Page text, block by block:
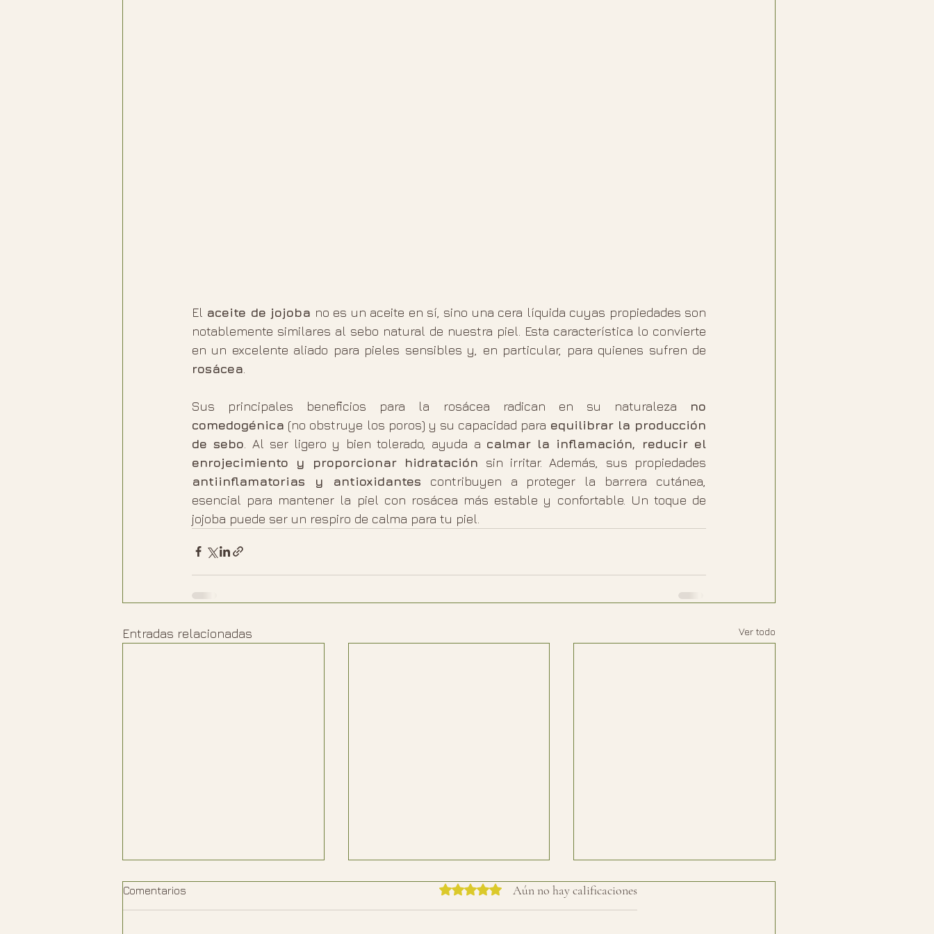
El aceite de jojoba no es un aceite en sí, sino una cera líquida cuyas propiedades son
notablemente similares al sebo natural de nuestra piel. Esta característica lo convierte
rosácea
Sus principales beneficios para la rosácea radican en su naturaleza no
comedogénica (no obstruye los poros) y su capacidad para equilibrar la producción
de sebo . Al ser ligero y bien tolerado, ayuda a calmar la inflamación, reducir el
enrojecimiento y proporcionar hidratación
antiinflamatorias y antioxidantes contribuyen a proteger la barrera cutánea,
esencial para mantener la piel con rosácea más estable y confortable. Un toque de
jojoba puede ser un respiro de calma para tu piel.
Entradas relacionadas Ver todo
Comentarios Obtuvo 0 de 5 estrellas.
Aún no hay calificaciones